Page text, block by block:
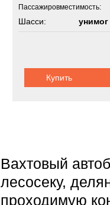
Пассажировместимость:
Шасси: унимог
Купить
Вахтовый
лесосеку,
проходимую